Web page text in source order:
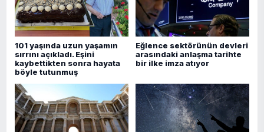
101 yaşında uzun yaşamın
sırrını açıkladı. Eşini
kaybettikten sonra hayata
böyle tutunmuş
Eğlence sektörünün devleri
arasındaki anlaşma tarihte
bir ilke imza atıyor